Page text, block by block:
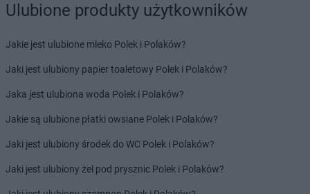
Ulubione produkty użytkowników
Jakie jest ulubione mleko Polek i Polaków?
Jaki jest ulubiony papier toaletowy Polek i Polaków?
Jaka jest ulubiona woda Polek i Polaków?
Jakie są ulubione płatki owsiane Polek i Polaków?
Jaki jest ulubiony środek do WC Polek i Polaków?
Jaki jest ulubiony żel pod prysznic Polek i Polaków?